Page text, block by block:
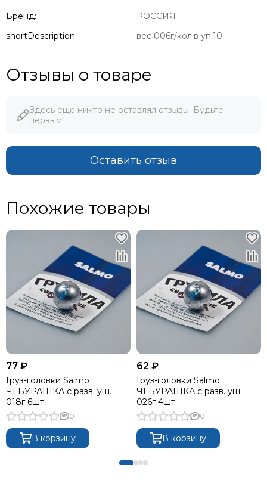
Бренд:
РОССИЯ
shortDescription:
вес 006г/кол.в уп.10
Отзывы о товаре
Здесь еще никто не оставлял отзывы. Будьте
первым!
Оставить отзыв
Похожие товары
77 ₽
Груз-головки Salmo
ЧЕБУРАШКА с разв. уш.
018г 6шт.
0
В корзину
62 ₽
Груз-головки Salmo
ЧЕБУРАШКА с разв. уш.
026г 4шт.
0
В корзину